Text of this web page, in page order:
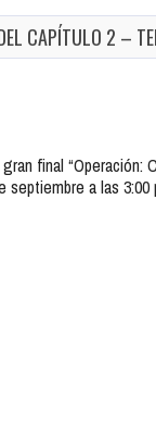
CAPÍTULO 2 –
final “Operación:
a las 3:00